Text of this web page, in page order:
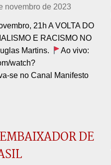
novembro de 2023
21h A VOLTA DO
E RACISMO NO
Martins.
Ao vivo:
watch?
se no Canal Manifesto
DE